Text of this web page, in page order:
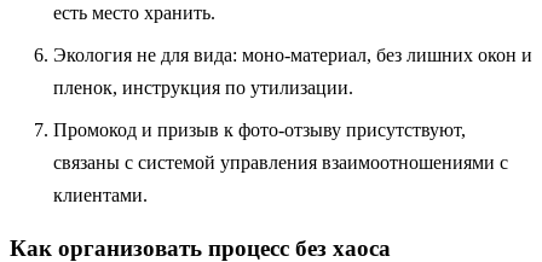
есть место хранить.
Экология не для вида: моно‑материал, без лишних окон и
пленок, инструкция по утилизации.
Промокод и призыв к фото‑отзыву присутствуют,
связаны с системой управления взаимоотношениями с
клиентами.
Как организовать процесс без хаоса